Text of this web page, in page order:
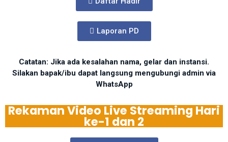
Laporan PD
Catatan: Jika ada kesalahan nama, gelar dan instansi.
Silakan bapak/ibu dapat langsung mengubungi admin via
WhatsApp
Rekaman Video Live Streaming Hari
ke-1 dan 2